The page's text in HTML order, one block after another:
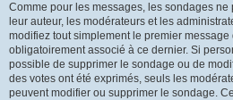
Comme pour les messages, les sondages
leur auteur, les modérateurs et les
modifiez tout simplement le premier
obligatoirement associé à ce dernier. Si
possible de supprimer le sondage ou de
des votes ont été exprimés, seuls les
peuvent modifier ou supprimer le sondage.